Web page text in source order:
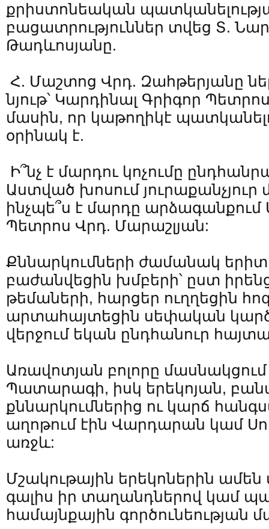
քրիստոնեական
բացատրություններ տվեց Տ.
Թադևոսյանը.
Հ. Մաշտոց Վրդ. Զահթերյանը
նյութ՝ Կարդինալ Գրիգոր
մասին, որ կաթողիկէ
օրինակ է.
Ի՞նչ է մարդու կոչումը
Աստված խոսում յուրաքանչյուր
ինչպե՞ս է մարդը արձագանքում
Պետրոս Վրդ. Մարաշլյան:
Քննարկումների ժամանակ
բաժանվեցին խմբերի՝ ըստ
թեմաների, հարցեր ուղղեցին
արտահայտեցին սեփական
վերջում եկան ընդհանուր
Առավոտյան բոլորը մասնակցում
Պատարագի, իսկ երեկոյան,
քննարկումներից ու կարճ
աղոթում էին Վարդարան կամ
առջև:
Մշակութային երեկոներին ամեն
գալիս իր տաղանդներով կամ
համայնքային գործունեության